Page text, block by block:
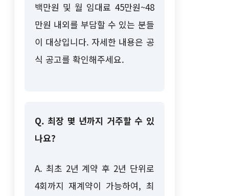
백만원 및 월 임대료 45만원~48
만원 내외를 부담할 수 있는 분들
이 대상입니다. 자세한 내용은 공
식 공고를 확인해주세요.
Q. 최장 몇 년까지 거주할 수 있
나요?
A. 최초 2년 계약 후 2년 단위로
4회까지 재계약이 가능하여, 최